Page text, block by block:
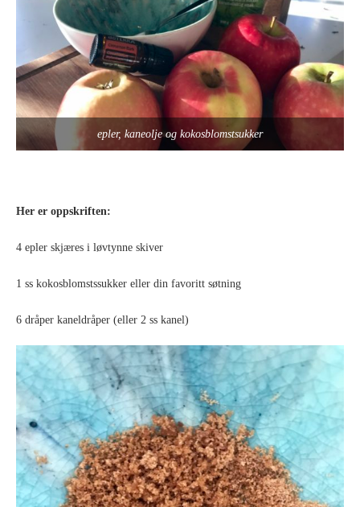
epler, kaneolje og kokosblomstsukker
Her er oppskriften:
4 epler skjæres i løvtynne skiver
1 ss kokosblomstssukker eller din favoritt søtning
6 dråper kaneldråper (eller 2 ss kanel)